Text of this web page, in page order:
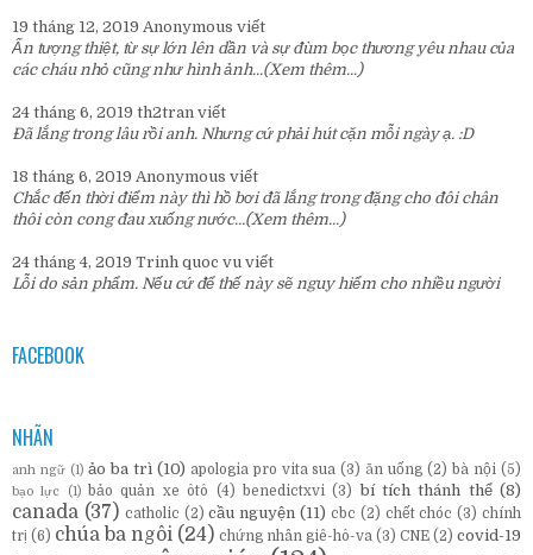
19 tháng 12, 2019 Anonymous viết
Ấn tượng thiệt, từ sự lớn lên dần và sự đùm bọc thương yêu nhau của
các cháu nhỏ cũng như hình ảnh...(Xem thêm...)
24 tháng 6, 2019 th2tran viết
Đã lắng trong lâu rồi anh. Nhưng cứ phải hút cặn mỗi ngày ạ. :D
18 tháng 6, 2019 Anonymous viết
Chắc đến thời điểm này thì hồ bơi đã lắng trong đặng cho đôi chân
thôi còn cong đau xuống nước...(Xem thêm...)
24 tháng 4, 2019 Trinh quoc vu viết
Lỗi do sản phẩm. Nếu cứ để thế này sẽ nguy hiểm cho nhiều người
FACEBOOK
NHÃN
anh ngữ (1) ảo ba trì (10) apologia pro vita sua (3) ăn uống (2) bà nội (5)
bạo lực (1) bảo quản xe ôtô (4) benedictxvi (3) bí tích thánh thể (8)
canada (37) catholic (2) cầu nguyện (11) cbc (2) chết chóc (3) chính
trị (6) chúa ba ngôi (24) chứng nhân giê-hô-va (3) CNE (2) covid-19